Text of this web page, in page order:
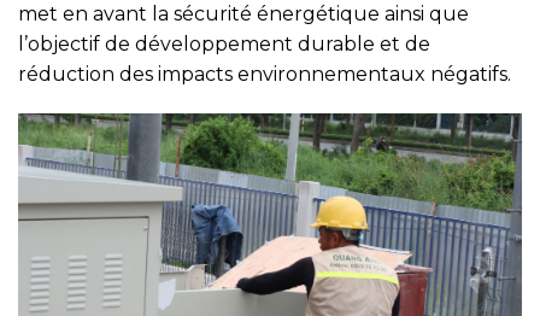
met en avant la sécurité énergétique ainsi que
l’objectif de développement durable et de
réduction des impacts environnementaux négatifs.